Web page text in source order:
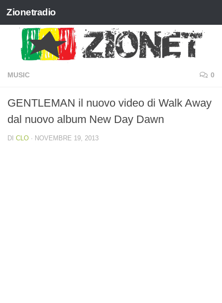
Salta al contenuto
Zionetradio
MUSIC 0
GENTLEMAN il nuovo video di Walk Away
dal nuovo album New Day Dawn
DI CLO · NOVEMBRE 19, 2013